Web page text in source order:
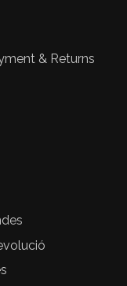
& Returns